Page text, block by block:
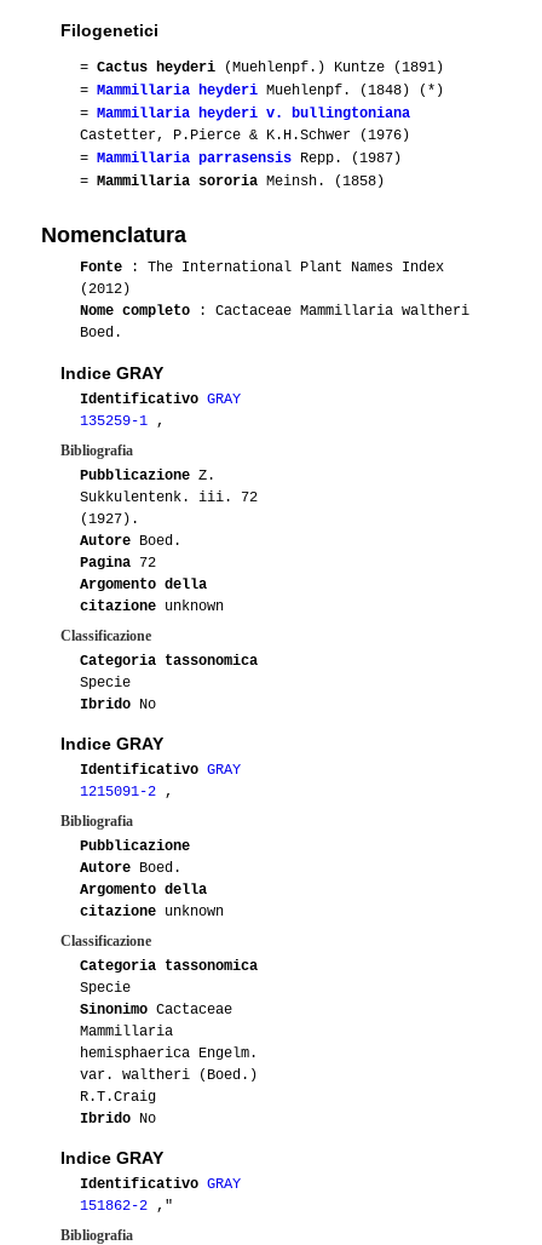
Filogenetici
= Cactus heyderi (Muehlenpf.) Kuntze (1891)
= Mammillaria heyderi Muehlenpf. (1848) (*)
= Mammillaria heyderi v. bullingtoniana
Castetter, P.Pierce & K.H.Schwer (1976)
= Mammillaria parrasensis Repp. (1987)
= Mammillaria sororia Meinsh. (1858)
Nomenclatura
Fonte : The International Plant Names Index
(2012)
Nome completo : Cactaceae Mammillaria waltheri
Boed.
Indice GRAY
Identificativo GRAY
135259-1
,
Bibliografia
Pubblicazione Z.
Sukkulentenk. iii. 72
(1927).
Autore Boed.
Pagina 72
Argomento della
citazione unknown
Classificazione
Categoria tassonomica
Specie
Ibrido No
Indice GRAY
Identificativo GRAY
1215091-2
,
Bibliografia
Pubblicazione
Autore Boed.
Argomento della
citazione unknown
Classificazione
Categoria tassonomica
Specie
Sinonimo Cactaceae
Mammillaria
hemisphaerica Engelm.
var. waltheri (Boed.)
R.T.Craig
Ibrido No
Indice GRAY
Identificativo GRAY
151862-2
,"
Bibliografia